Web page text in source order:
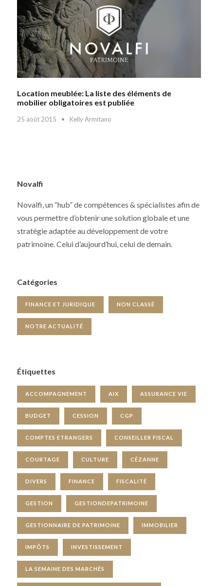
Location meublée: La liste des éléments de
mobilier obligatoires est publiée
25 août 2015 • Kelly Armitano
Novalfi
Novalfi, un “hub” de compétences & spécialistes afin de
vous permettre d’obtenir une solution globale et une
stratégie adaptée au développement de votre
patrimoine. Celui d’aujourd’hui, celui de demain.
Catégories
FINANCE ET JURIDIQUE NON CLASSÉ
NOTRE ACTUALITÉ
Étiquettes
ACCOMPAGNEMENT AIX ASSURANCE VIE
BUDGET CESSION CGP
COMPTES ETRANGERS CONSEILLER FISCAL
COURTAGE CULTURE CÉZANNE
DIVERS FINANCE FISCALITÉ
GESTION GESTIONDEPATRIMOINE
GESTIONNAIRE DE PATRIMOINE IMMOBILIER
IMPÔTS INVESTISSEMENT
LA SEMAINE DES MARCHÉS